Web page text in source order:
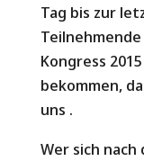
Tag bis zur
Kongress
bekommen,
uns .
Wer sich